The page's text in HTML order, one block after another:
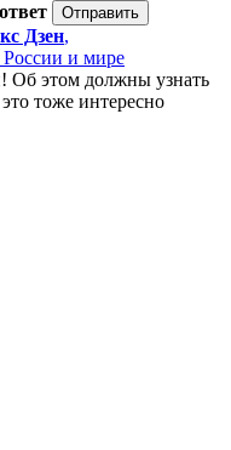
Дзен,
и мире
Об этом должны узнать
тоже интересно